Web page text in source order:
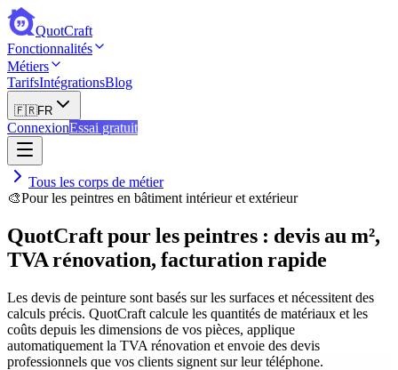
QuotCraft
Fonctionnalités
Métiers
TarifsIntégrationsBlog
🇫🇷FR
ConnexionEssai gratuit
Tous les corps de métier
🎨Pour les peintres en bâtiment intérieur et extérieur
QuotCraft pour les peintres : devis au m²,
TVA rénovation, facturation rapide
Les devis de peinture sont basés sur les surfaces et nécessitent des
calculs précis. QuotCraft calcule les quantités de matériaux et les
coûts depuis les dimensions de vos pièces, applique
automatiquement la TVA rénovation et envoie des devis
professionnels que vos clients signent sur leur téléphone.